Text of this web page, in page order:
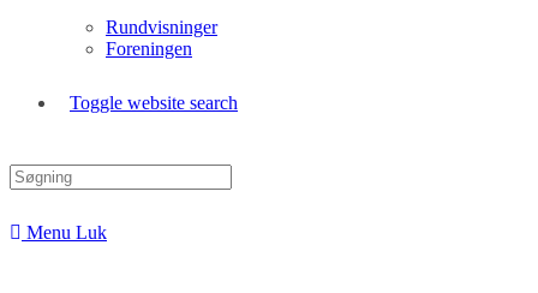
Rundvisninger
Foreningen
Toggle website search
Menu Luk